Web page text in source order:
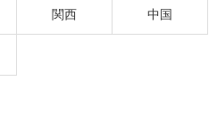
関西 中国